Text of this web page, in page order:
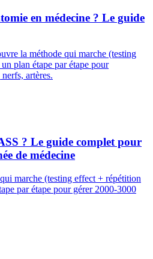
en médecine ? Le guide
la méthode qui marche (testing
plan étape par étape pour
artères.
? Le guide complet pour
de médecine
marche (testing effect + répétition
par étape pour gérer 2000-3000